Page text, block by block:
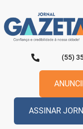
para
o
conteúdo
(55)
ASSINAR